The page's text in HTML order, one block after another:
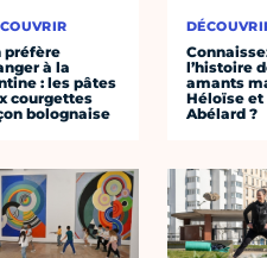
préfère
à la
: les pâtes
courgettes
bolognaise
l’histoire
amants
Héloïse et
Abélard ?